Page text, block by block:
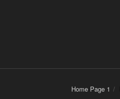
Home Page 1